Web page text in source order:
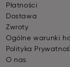
Płatności
Dostawa
Zwroty
Ogólne warunki
Polityka
O nas